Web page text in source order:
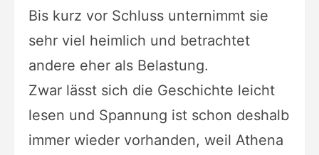
Bis kurz vor Schluss unternimmt sie
sehr viel heimlich und betrachtet
andere eher als Belastung.
Zwar lässt sich die Geschichte leicht
lesen und Spannung ist schon deshalb
immer wieder vorhanden, weil Athena